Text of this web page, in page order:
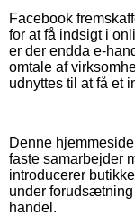
Facebook
for at få indsigt i
er der endda e-
omtale af
udnyttes til at få et
Denne
faste samarbejder
introducerer
under
handel.